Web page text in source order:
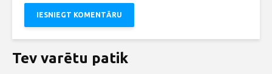
Tev varētu patik